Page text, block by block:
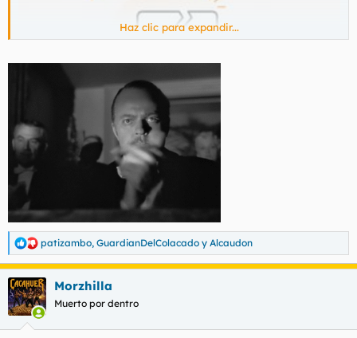
K#rma y Psoez soez
Haz clic para expandir...
R
e
a
c
c
i
patizambo, GuardianDelColacado y Alcaudon
Morzhilla
Muerto por dentro